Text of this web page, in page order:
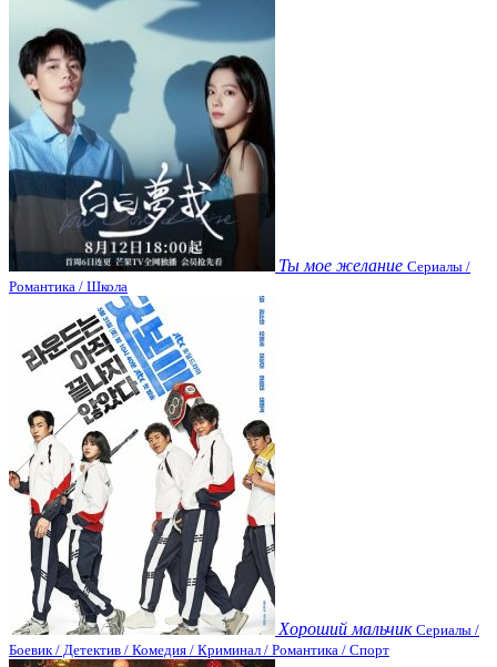
Ты мое желание Сериалы /
Романтика / Школа
Хороший мальчик Сериалы /
Боевик / Детектив / Комедия / Криминал / Романтика / Спорт